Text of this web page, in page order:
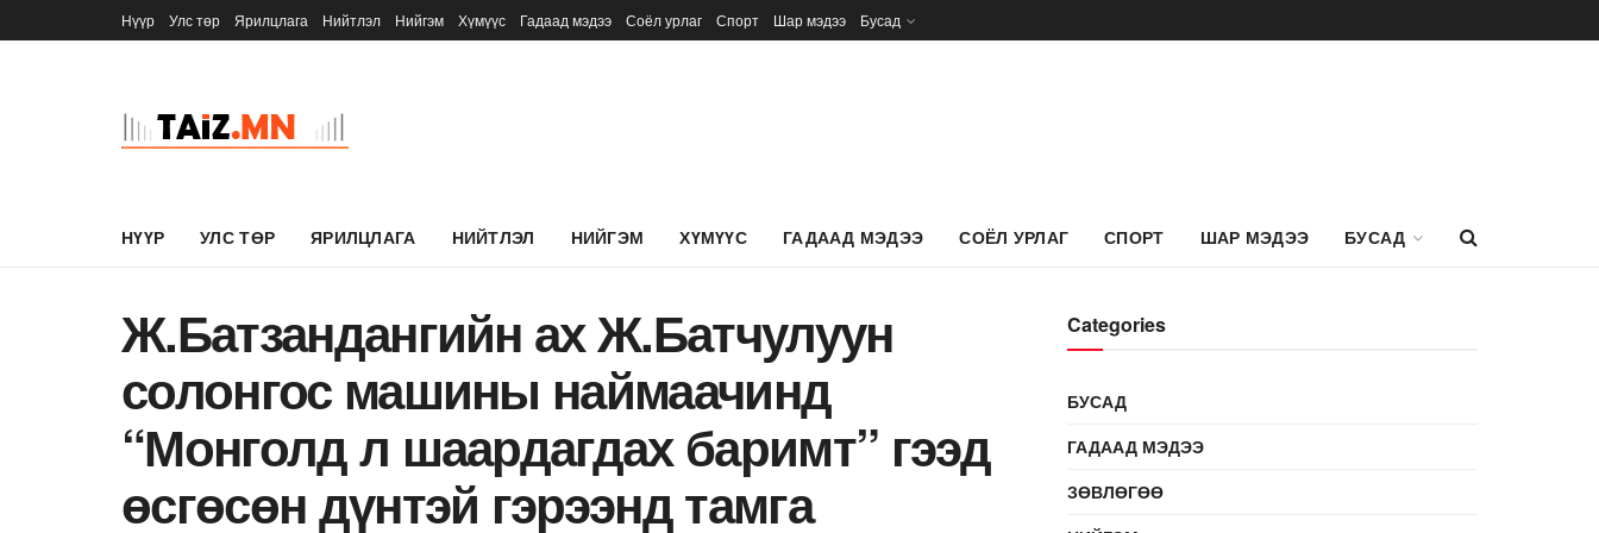
Нүүр Улс төр Ярилцлага Нийтлэл Нийгэм Хүмүүс Гадаад мэдээ Соёл урлаг Спорт Шар мэдээ Бусад
НҮҮР УЛС ТӨР ЯРИЛЦЛАГА НИЙТЛЭЛ НИЙГЭМ ХҮМҮҮС ГАДААД МЭДЭЭ СОЁЛ УРЛАГ СПОРТ ШАР МЭДЭЭ БУСАД
Ж.Батзандангийн ах Ж.Батчулуун
солонгос машины наймаачинд
“Монголд л шаардагдах баримт” гээд
өсгөсөн дүнтэй гэрээнд тамга
Categories
БУСАД
ГАДААД МЭДЭЭ
ЗӨВЛӨГӨӨ